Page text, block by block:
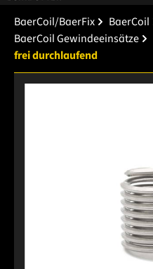
BaerCoil/BaerFix
BaerCoil
BaerCoil Gewindeeinsätze
frei durchlaufend